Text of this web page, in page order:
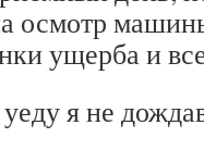
осмотр
ущерба и
я не